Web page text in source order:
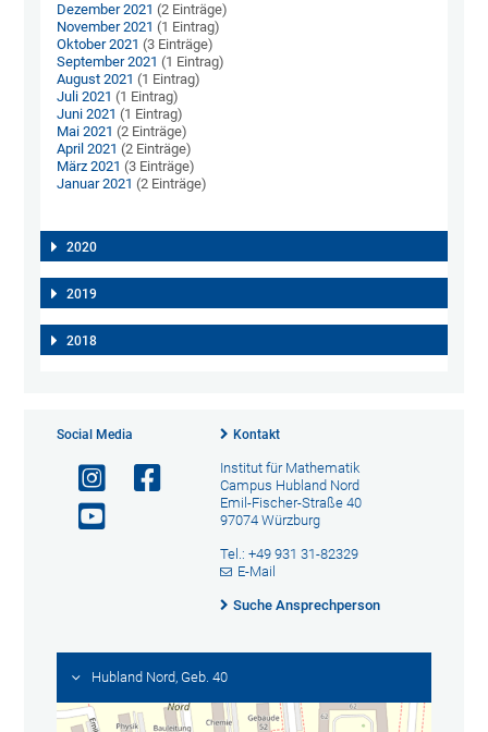
Dezember 2021 (2 Einträge)
November 2021 (1 Eintrag)
Oktober 2021 (3 Einträge)
September 2021 (1 Eintrag)
August 2021 (1 Eintrag)
Juli 2021 (1 Eintrag)
Juni 2021 (1 Eintrag)
Mai 2021 (2 Einträge)
April 2021 (2 Einträge)
März 2021 (3 Einträge)
Januar 2021 (2 Einträge)
2020
2019
2018
Social Media Kontakt
Institut für Mathematik
Campus Hubland Nord
Emil-Fischer-Straße 40
97074 Würzburg
Tel.: +49 931 31-82329
E-Mail
Suche Ansprechperson
Hubland Nord, Geb. 40